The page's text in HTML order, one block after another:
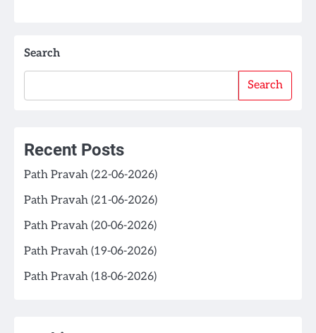
Search
Search
Recent Posts
Path Pravah (22-06-2026)
Path Pravah (21-06-2026)
Path Pravah (20-06-2026)
Path Pravah (19-06-2026)
Path Pravah (18-06-2026)